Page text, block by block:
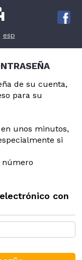
esp
de su cuenta,
para su
unos minutos,
si
número
con
privacy